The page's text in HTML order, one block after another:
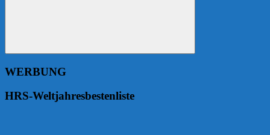
Suchen
WERBUNG
HRS-Weltjahresbestenliste